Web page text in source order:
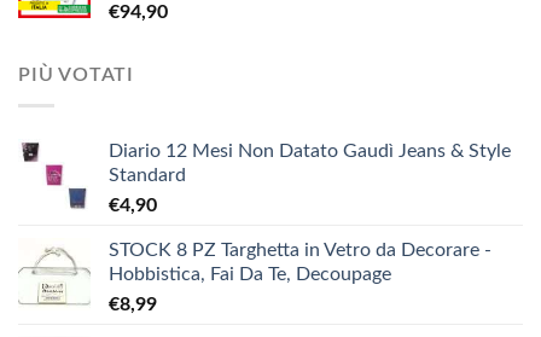
€3,90.
€94,90
PIÙ VOTATI
Diario 12 Mesi Non Datato Gaudì Jeans & Style
Standard
€4,90
STOCK 8 PZ Targhetta in Vetro da Decorare -
Hobbistica, Fai Da Te, Decoupage
€8,99